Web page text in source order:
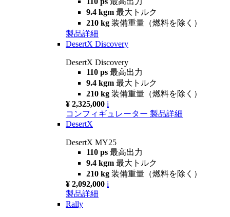
9.4 kgm 最大トルク
210 kg 装備重量（燃料を除く）
製品詳細
DesertX Discovery
DesertX Discovery
110 ps 最高出力
9.4 kgm 最大トルク
210 kg 装備重量（燃料を除く）
¥ 2,325,000 i
コンフィギュレーター 製品詳細
DesertX
DesertX MY25
110 ps 最高出力
9.4 kgm 最大トルク
210 kg 装備重量（燃料を除く）
¥ 2,092,000 i
製品詳細
Rally